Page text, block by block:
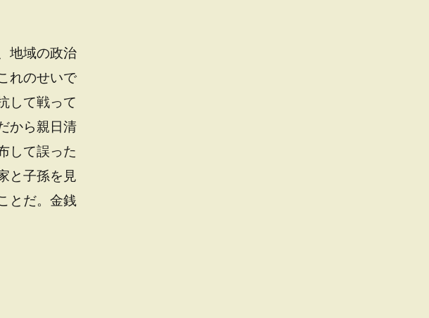
地域の政治
れのせいで
して戦って
から親日清
して誤った
と子孫を見
とだ。金銭